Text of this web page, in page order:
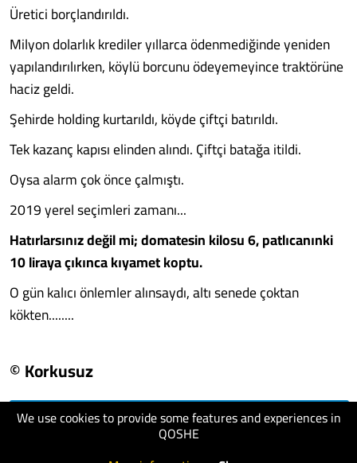
We use cookies to provide some features and experiences in
QOSHE
Üretici borçlandırıldı.
Milyon dolarlık krediler yıllarca ödenmediğinde yeniden
yapılandırılırken, köylü borcunu ödeyemeyince traktörüne
haciz geldi.
Şehirde holding kurtarıldı, köyde çiftçi batırıldı.
Tek kazanç kapısı elinden alındı. Çiftçi batağa itildi.
Oysa alarm çok önce çalmıştı.
2019 yerel seçimleri zamanı...
Hatırlarsınız değil mi; domatesin kilosu 6, patlıcanınki
10 liraya çıkınca kıyamet koptu.
O gün kalıcı önlemler alınsaydı, altı senede çoktan
kökten........
© Korkusuz
visit website